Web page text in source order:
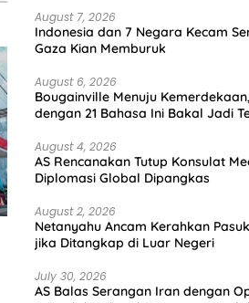
August 7, 2026
Indonesia dan 7 Negara Kecam
Gaza Kian Memburuk
August 6, 2026
Bougainville Menuju
dengan 21 Bahasa Ini Bakal Jadi
August 4, 2026
AS Rencanakan Tutup Konsulat
Diplomasi Global Dipangkas
August 2, 2026
Netanyahu Ancam Kerahkan
jika Ditangkap di Luar Negeri
July 30, 2026
AS Balas Serangan Iran dengan